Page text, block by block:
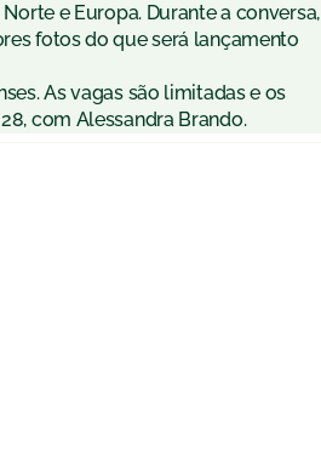
e Europa. Durante a conversa,
fotos do que será lançamento
As vagas são limitadas e os
com Alessandra Brando.